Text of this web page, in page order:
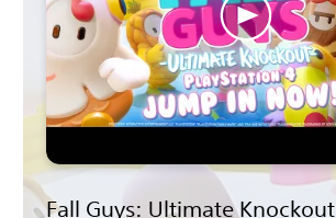
Fall Guys: Ultimate Knockout